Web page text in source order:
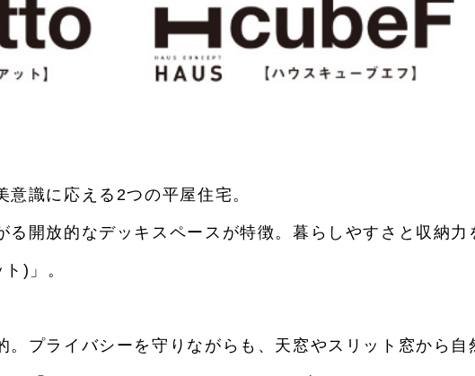
識に応える2つの平屋住宅。
開放的なデッキスペースが特徴。暮らしやすさと収納力
)」。
プライバシーを守りながらも、天窓やスリット窓から自